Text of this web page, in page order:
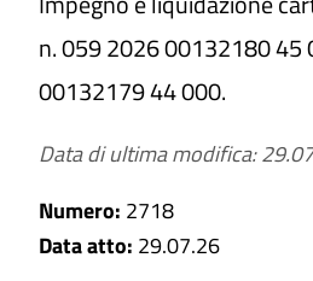
n. 059 2026 00132180 45
00132179 44 000.
Data di ultima modifica:
Numero: 2718
Data atto: 29.07.26